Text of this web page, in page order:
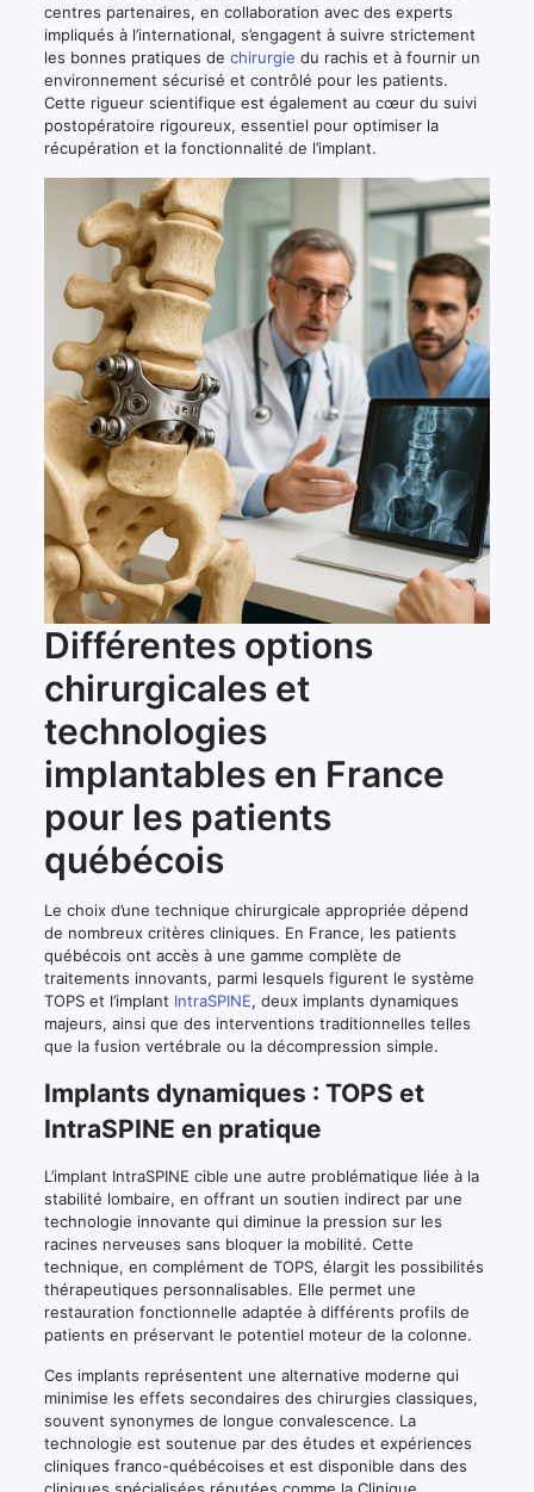
centres partenaires, en collaboration avec des experts
impliqués à l’international, s’engagent à suivre strictement
les bonnes pratiques de chirurgie du rachis et à fournir un
environnement sécurisé et contrôlé pour les patients.
Cette rigueur scientifique est également au cœur du suivi
postopératoire rigoureux, essentiel pour optimiser la
récupération et la fonctionnalité de l’implant.
Différentes options
chirurgicales et
technologies
implantables en France
pour les patients
québécois
Le choix d’une technique chirurgicale appropriée dépend
de nombreux critères cliniques. En France, les patients
québécois ont accès à une gamme complète de
traitements innovants, parmi lesquels figurent le système
TOPS et l’implant IntraSPINE, deux implants dynamiques
majeurs, ainsi que des interventions traditionnelles telles
que la fusion vertébrale ou la décompression simple.
Implants dynamiques : TOPS et
IntraSPINE en pratique
L’implant IntraSPINE cible une autre problématique liée à la
stabilité lombaire, en offrant un soutien indirect par une
technologie innovante qui diminue la pression sur les
racines nerveuses sans bloquer la mobilité. Cette
technique, en complément de TOPS, élargit les possibilités
thérapeutiques personnalisables. Elle permet une
restauration fonctionnelle adaptée à différents profils de
patients en préservant le potentiel moteur de la colonne.
Ces implants représentent une alternative moderne qui
minimise les effets secondaires des chirurgies classiques,
souvent synonymes de longue convalescence. La
technologie est soutenue par des études et expériences
cliniques franco-québécoises et est disponible dans des